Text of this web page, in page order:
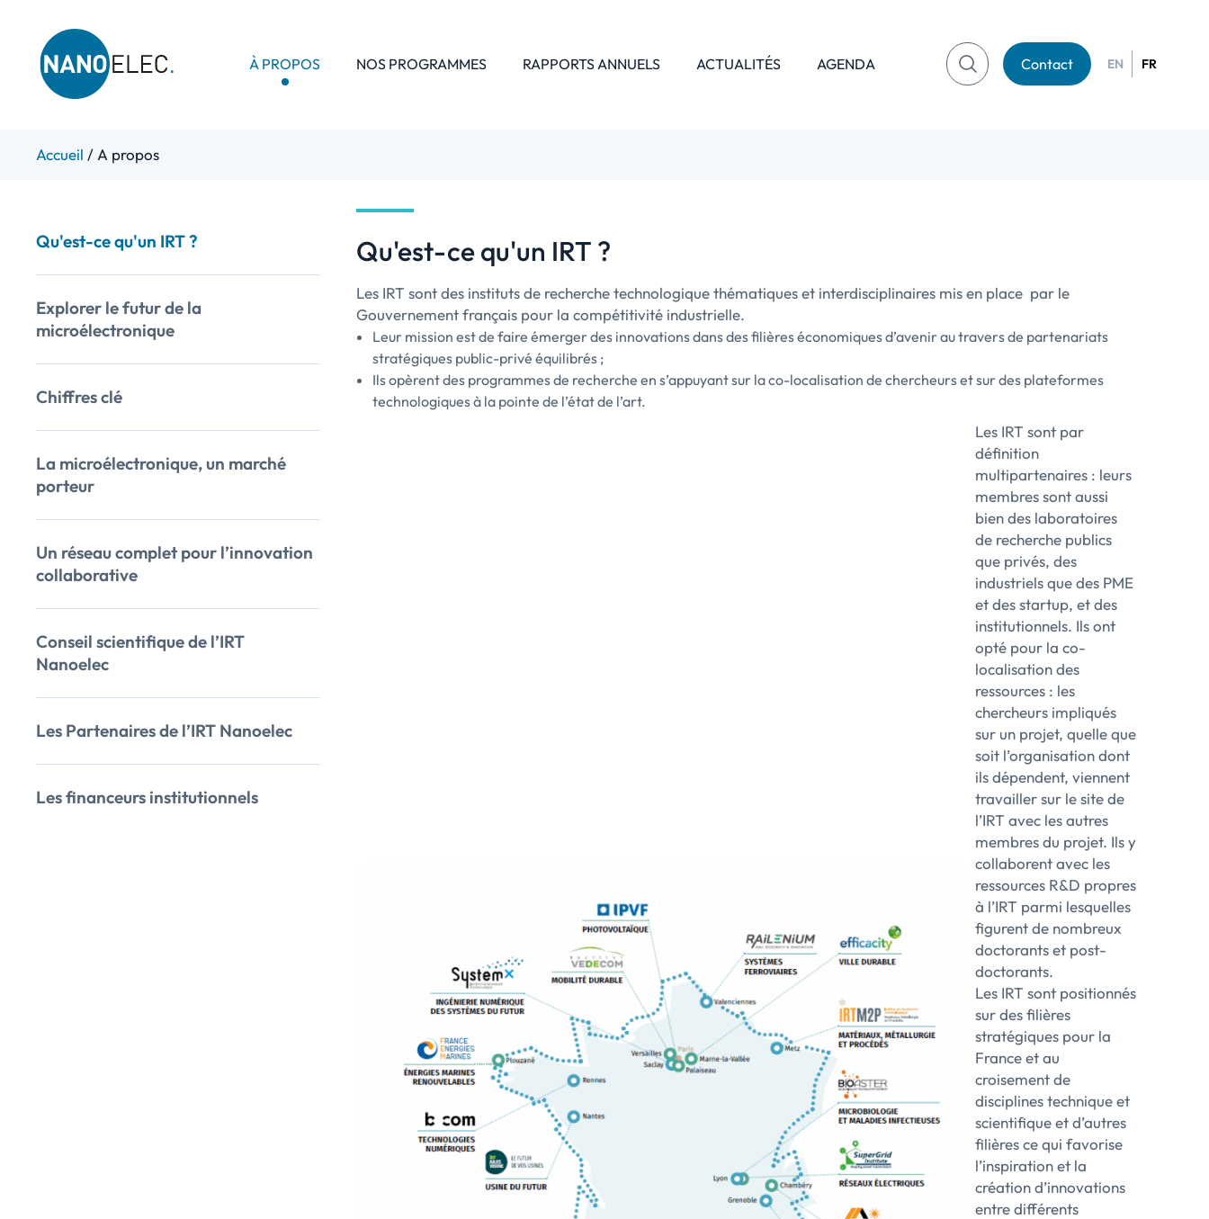
À PROPOS NOS PROGRAMMES RAPPORTS ANNUELS ACTUALITÉS AGENDA Contact EN FR
Accueil / A propos
Qu'est-ce qu'un IRT ?
Explorer le futur de la
microélectronique
Chiffres clé
La microélectronique, un marché
porteur
Un réseau complet pour l’innovation
collaborative
Conseil scientifique de l’IRT
Nanoelec
Les Partenaires de l’IRT Nanoelec
Les financeurs institutionnels
Qu'est-ce qu'un IRT ?
Les IRT sont des instituts de recherche technologique thématiques et interdisciplinaires mis en place par le
Gouvernement français pour la compétitivité industrielle.
Leur mission est de faire émerger des innovations dans des filières économiques d’avenir au travers de partenariats
stratégiques public-privé équilibrés ;
Ils opèrent des programmes de recherche en s’appuyant sur la co-localisation de chercheurs et sur des plateformes
technologiques à la pointe de l’état de l’art.
Les IRT sont par
définition
multipartenaires : leurs
membres sont aussi
bien des laboratoires
de recherche publics
que privés, des
industriels que des PME
et des startup, et des
institutionnels. Ils ont
opté pour la co-
localisation des
ressources : les
chercheurs impliqués
sur un projet, quelle que
soit l’organisation dont
ils dépendent, viennent
travailler sur le site de
l’IRT avec les autres
membres du projet. Ils y
collaborent avec les
ressources R&D propres
à l’IRT parmi lesquelles
figurent de nombreux
doctorants et post-
doctorants.
Les IRT sont positionnés
sur des filières
stratégiques pour la
France et au
croisement de
disciplines technique et
scientifique et d’autres
filières ce qui favorise
l’inspiration et la
création d’innovations
entre différents